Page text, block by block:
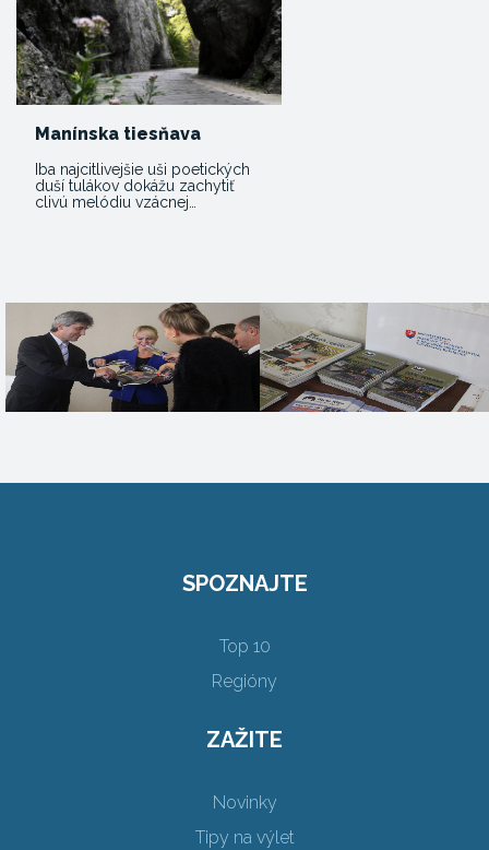
Manínska tiesňava
Iba najcitlivejšie uši poetických
duší tulákov dokážu zachytiť
clivú melódiu vzácnej…
SPOZNAJTE
Top 10
Regióny
ZAŽITE
Novinky
Tipy na výlet